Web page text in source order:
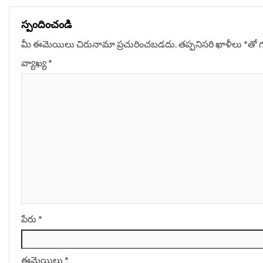
స్పందించండి
మీ ఈమెయిలు చిరునామా ప్రచురించబడదు.తప్పనిసరి ఖాళీలు *‌తో
వ్యాఖ్య*
పేరు *
ఈమెయిలు *